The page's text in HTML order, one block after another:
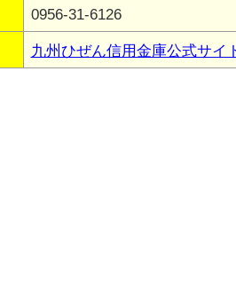
0956-31-6126
九州ひぜん信用金庫公式サイ